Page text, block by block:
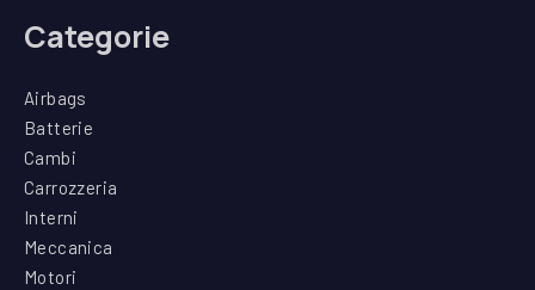
Categorie
Airbags
Batterie
Cambi
Carrozzeria
Interni
Meccanica
Motori